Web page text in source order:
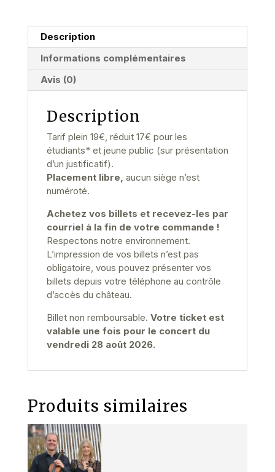
août
Description
Informations complémentaires
Avis (0)
Description
Tarif plein 19€, réduit 17€ pour les
étudiants* et jeune public (sur présentation
d’un justificatif).
Placement libre, aucun siège n’est
numéroté.
Achetez vos billets et recevez-les par
courriel à la fin de votre commande !
Respectons notre environnement.
L’impression de vos billets n’est pas
obligatoire, vous pouvez présenter vos
billets depuis votre téléphone au contrôle
d’accès du château.
Billet non remboursable. Votre ticket est
valable une fois pour le concert du
vendredi 28 août 2026.
Produits similaires